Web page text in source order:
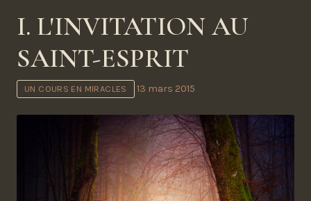
I. L'INVITATION AU
SAINT-ESPRIT
UN COURS EN MIRACLES 13 mars 2015